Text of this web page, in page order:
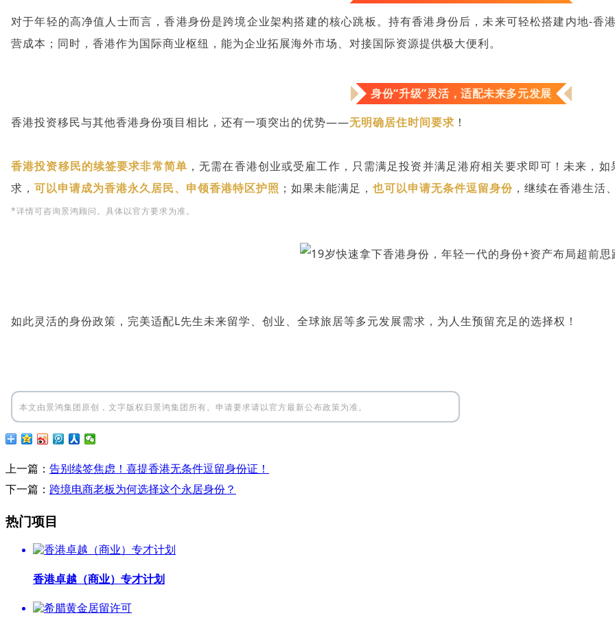
对于年轻的高净值人士而言，香港身份是跨境企业架构搭建的核心跳板。持有香港身份后，未来可轻松搭建内地-香
营成本；同时，香港作为国际商业枢纽，能为企业拓展海外市场、对接国际资源提供极大便利。
身份“升级”灵活，适配未来多元发展
香港投资移民与其他香港身份项目相比，还有一项突出的优势——无明确居住时间要求 ！
香港投资移民的续签要求非常简单 ，无需在香港创业或受雇工作，只需满足投资并满足港府相关要求即可！未来，
求， 可以申请成为香港永久居民、申领香港特区护照 ；如果未能满足， 也可以申请无条件逗留身份 ，继续在香港生活
*详情可咨询景鸿顾问。具体以官方要求为准。
如此灵活的身份政策，完美适配L先生未来留学、创业、全球旅居等多元发展需求，为人生预留充足的选择权！
本文由景鸿集团原创，文字版权归景鸿集团所有。申请要求请以官方最新公布政策为准。
上一篇： 告别续签焦虑！喜提香港无条件逗留身份证！
下一篇： 跨境电商老板为何选择这个永居身份？
热门项目
香港卓越（商业）专才计划